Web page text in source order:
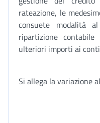
rateazione, le
consuete modalità
ripartizione
ulteriori importi ai
Si allega la variazione